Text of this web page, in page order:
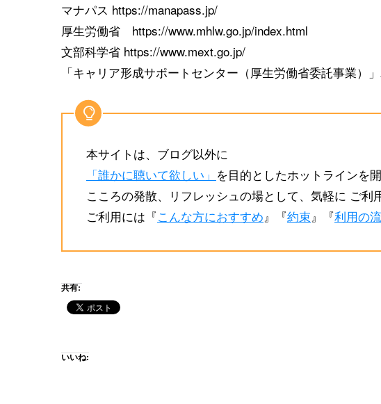
マナパス https://manapass.jp/
厚生労働省 https://www.mhlw.go.jp/index.html
文部科学省 https://www.mext.go.jp/
「キャリア形成サポートセンター（厚生労働省委託事業）
本サイトは、ブログ以外に
「誰かに聴いて欲しい」 を目的としたホットラインを
こころの発散、リフレッシュの場として、気軽に ご利
ご利用には『こんな方におすすめ』『約束』『利用の
共有:
いいね: